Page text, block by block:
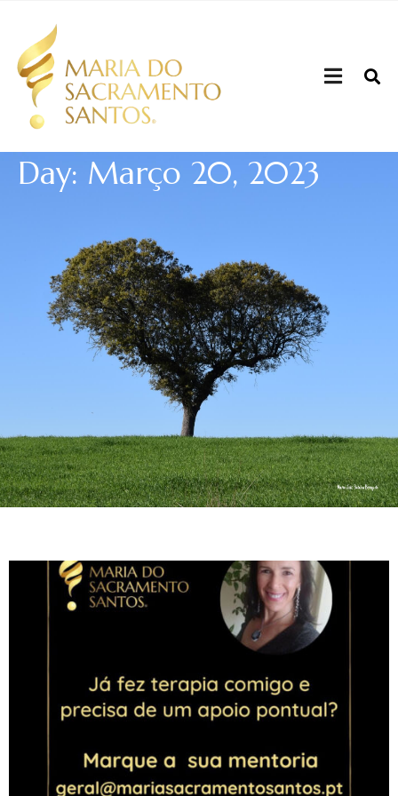
Day: Março 20, 2023
Quem sou
Sou mulher, mãe, filha, irmã, tia, cunhada, amiga,
colega, uma humana.
Corria o ano de 1970 quando nasci, fruto de um Amor
de uma alfacinha com um laurentino, em
Moçambique. Com 4 anos vim para a metrópole e
iniciou-se uma nova fase para toda a família, à
semelhança de tantas outras famílias. Iniciei o
ensino primário em Lisboa e o ciclo já em Elvas,
cidade onde resido até ao momento.
voltei a Moçambique para uma experiência de ano e
meio a viver fora, lecionando e trabalhando numa
agência de publicidade em Maputo.
Regressei a Portugal ano e meio depois, e a Vida
trouxe novos caminhos e aprendizagens, casei, fui
mãe, trabalhei em coordenação de formação
profissional, projetos comunitários e agências de
Até que em 2012, decido mudar de rumo. Comecei a